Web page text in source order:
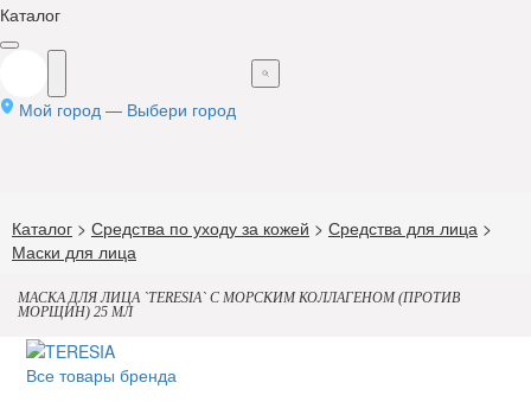
Каталог
Мой город — Выбери город
Каталог > Средства по уходу за кожей > Средства для лица >
Маски для лица
МАСКА ДЛЯ ЛИЦА `TERESIA` С МОРСКИМ КОЛЛАГЕНОМ (ПРОТИВ
МОРЩИН) 25 МЛ
Все товары бренда